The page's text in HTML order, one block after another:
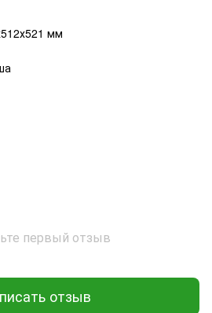
мм
первый отзыв
отзыв